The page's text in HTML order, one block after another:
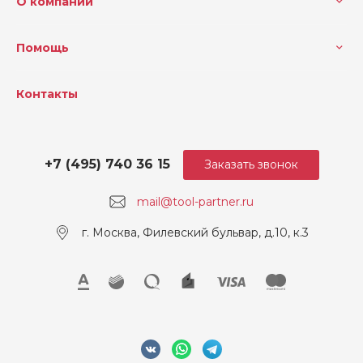
Помощь
Контакты
mail@tool-partner.ru
+7 (495) 740 36 15
г. Москва, Филевский бульвар, д.10, к.3
Заказать звонок